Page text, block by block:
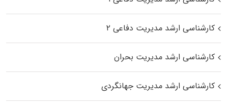
کارشناسی ارشد مدیریت دفاعی ۲
کارشناسی ارشد مدیریت بحران
کارشناسی ارشد مدیریت جهانگردی